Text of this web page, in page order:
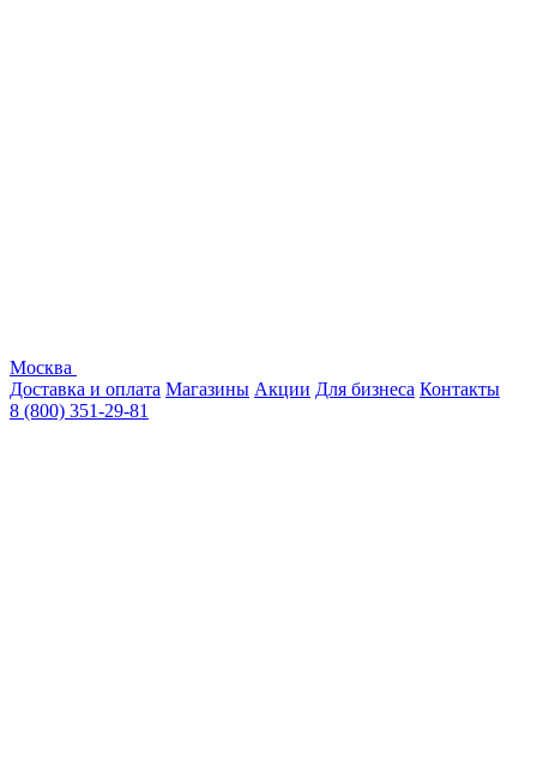
Москва
Доставка и оплата Магазины Акции Для бизнеса Контакты
8 (800) 351-29-81